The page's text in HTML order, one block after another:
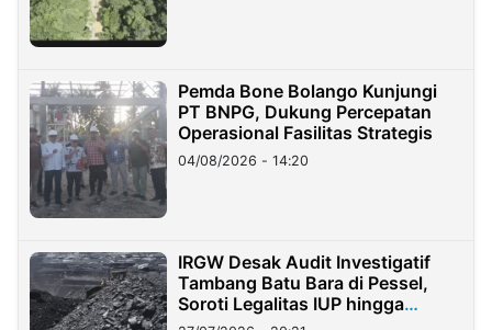
Pemda Bone Bolango Kunjungi
PT BNPG, Dukung Percepatan
Operasional Fasilitas Strategis
04/08/2026 - 14:20
IRGW Desak Audit Investigatif
Tambang Batu Bara di Pessel,
Soroti Legalitas IUP hingga
Stockpile